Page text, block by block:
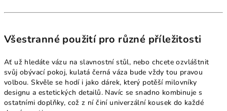
Všestranné použití pro různé příležitosti
Ať už hledáte vázu na slavnostní stůl, nebo chcete ozvláštnit
svůj obývací pokoj, kulatá černá váza bude vždy tou pravou
volbou. Skvěle se hodí i jako dárek, který potěší milovníky
designu a estetických detailů. Navíc se snadno kombinuje s
ostatními doplňky, což z ní činí univerzální kousek do každé